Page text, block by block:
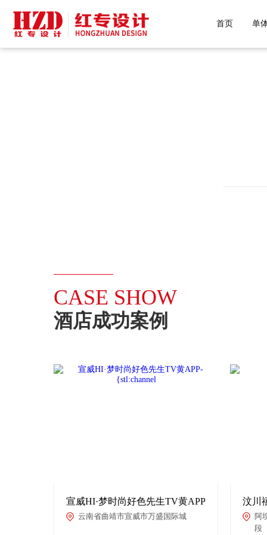
好色先生污下载,好色先生网站下
首页 单
CASE SHOW
酒店成功案例
宣威HI·梦时尚好色先生TV黄APP
云南省曲靖市宣威市万盛国际城
汶川
阿
段